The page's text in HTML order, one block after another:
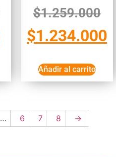
$1.259.000
$1.234.000
Añadir al carrito
… 6 7 8 →